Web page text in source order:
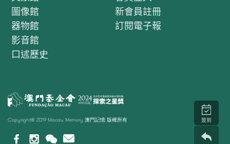
圖像館
器物館
影音館
口述歷史
新會員註冊
訂閱電子報
Copyright© 2019 Macau Memory 澳門記憶 版權所有 簽到